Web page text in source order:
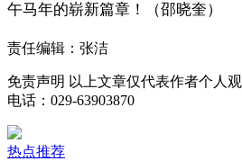
午马年的崭新篇章！（邵晓奎）
责任编辑：张洁
免责声明 以上文章仅代表作者个人
电话：029-63903870
热点推荐